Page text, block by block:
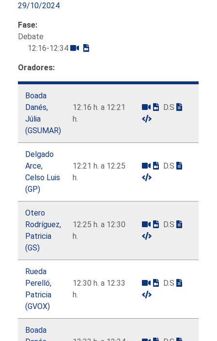
29/10/2024
Fase:
Debate
12:16-12:34
Oradores:
Boada
Danés,
Júlia
(GSUMAR)
12:16 h. a 12:21
h.
D.S
Delgado
Arce,
Celso Luis
(GP)
12:21 h. a 12:25
h.
D.S
Otero
Rodríguez,
Patricia
(GS)
12:25 h. a 12:30
h.
D.S
Rueda
Perelló,
Patricia
(GVOX)
12:30 h. a 12:33
h.
D.S
Boada